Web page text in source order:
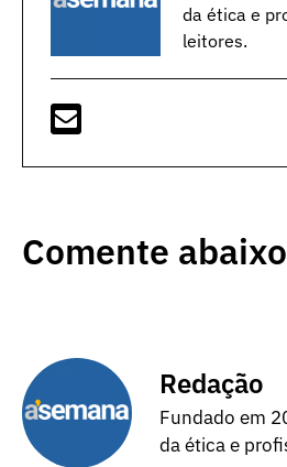
da ética e
leitores.
Comente abaixo
Redação
Fundado em
da ética e